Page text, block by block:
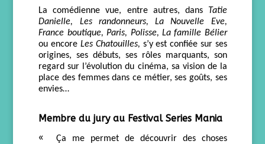
La comédienne vue, entre autres, dansTatie
Danielle, Les randonneurs, La Nouvelle Eve,
France boutique, Paris, Polisse, La famille Bélier
ou encore Les Chatouilles, s’y est confiée sur ses
origines, ses débuts, ses rôles marquants, son
regard sur l’évolution du cinéma, sa vision de la
place des femmes dans ce métier, ses goûts, ses
envies…
Membre du jury au Festival Series Mania
«
Ça me permet de découvrir des choses